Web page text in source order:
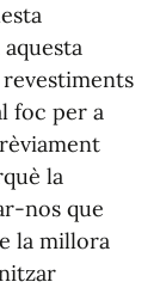
foc per a
la
nos que
la millora